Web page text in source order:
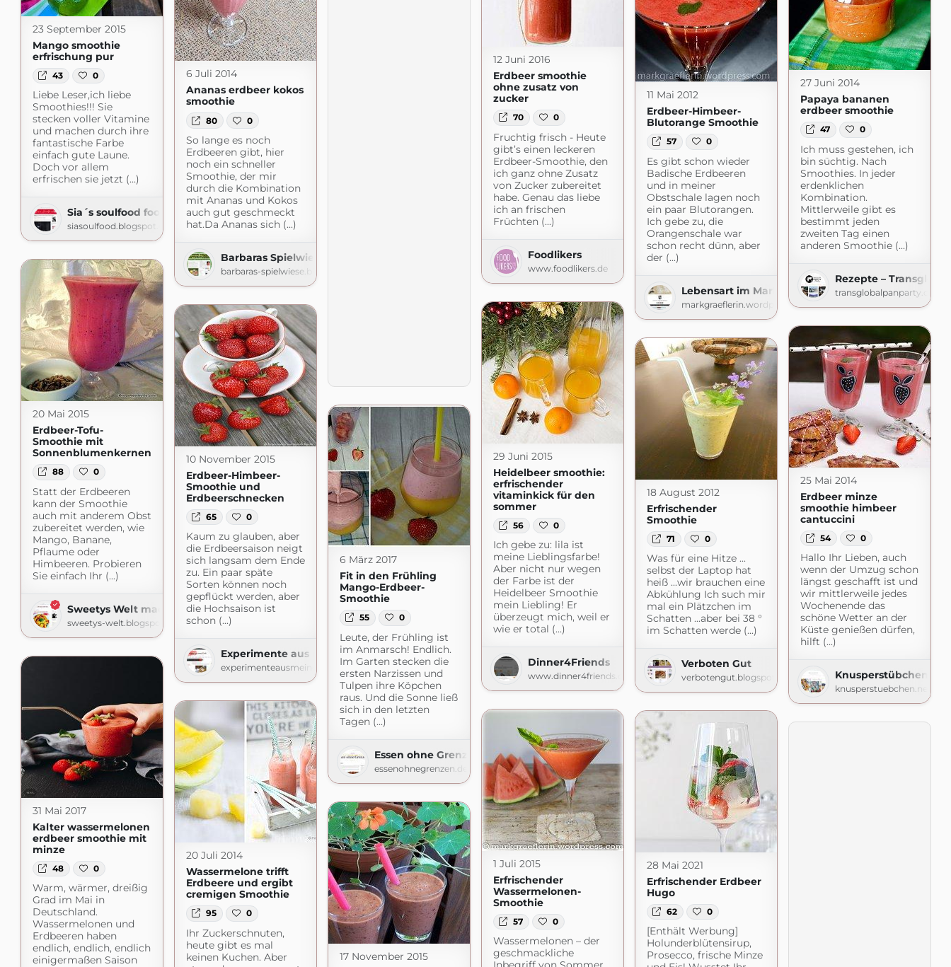
23 September 2015
Mango smoothie
erfrischung pur
43 0
Liebe Leser,ich liebe
Smoothies!!! Sie
stecken voller Vitamine
und machen durch ihre
fantastische Farbe
einfach gute Laune.
Doch vor allem
erfrischen sie jetzt (...)
Sia´s soulfood foodblog
siasoulfood.blogspot.com
12 Juni 2016
Erdbeer smoothie
ohne zusatz von
zucker
70 0
Fruchtig frisch - Heute
gibt’s einen leckeren
Erdbeer-Smoothie, den
ich ganz ohne Zusatz
von Zucker zubereitet
habe. Genau das liebe
ich an frischen
Früchten (...)
Foodlikers
www.foodlikers.de
6 Juli 2014
Ananas erdbeer kokos
smoothie
80 0
So lange es noch
Erdbeeren gibt, hier
noch ein schneller
Smoothie, der mir
durch die Kombination
mit Ananas und Kokos
auch gut geschmeckt
hat.Da Ananas sich (...)
Barbaras Spielwiese
barbaras-spielwiese.blogspot.com
27 Juni 2014
Papaya bananen
erdbeer smoothie
47 0
Ich muss gestehen, ich
bin süchtig. Nach
Smoothies. In jeder
erdenklichen
Kombination.
Mittlerweile gibt es
bestimmt jeden
zweiten Tag einen
anderen Smoothie (...)
Rezepte –
transglobalpanparty.com
11 Mai 2012
Erdbeer-Himbeer-
Blutorange Smoothie
57 0
Es gibt schon wieder
Badische Erdbeeren
und in meiner
Obstschale lagen noch
ein paar Blutorangen.
Ich gebe zu, die
Orangenschale war
schon recht dünn, aber
der (...)
Lebensart im Markgräflerland
markgraeflerin.wordpress.com
20 Mai 2015
Erdbeer-Tofu-
Smoothie mit
Sonnenblumenkernen
88 0
Statt der Erdbeeren
kann der Smoothie
auch mit anderem Obst
zubereitet werden, wie
Mango, Banane,
Pflaume oder
Himbeeren. Probieren
Sie einfach Ihr (...)
Sweetys Welt made with love
sweetys-welt.blogspot.com
29 Juni 2015
Heidelbeer smoothie:
erfrischender
vitaminkick für den
sommer
56 0
Ich gebe zu: lila ist
meine Lieblingsfarbe!
Aber nicht nur wegen
der Farbe ist der
Heidelbeer Smoothie
mein Liebling! Er
überzeugt mich, weil er
wie er total (...)
Dinner4Friends
www.dinner4friends.de
10 November 2015
Erdbeer-Himbeer-
Smoothie und
Erdbeerschnecken
65 0
Kaum zu glauben, aber
die Erdbeersaison neigt
sich langsam dem Ende
zu. Ein paar späte
Sorten können noch
gepflückt werden, aber
die Hochsaison ist
schon (...)
Experimente aus meiner Küche
experimenteausmeinerkueche.blogspot.com
25 Mai 2014
Erdbeer minze
smoothie himbeer
cantuccini
54 0
Hallo Ihr Lieben, auch
wenn der Umzug schon
längst geschafft ist und
wir mittlerweile jedes
Wochenende das
schöne Wetter an der
Küste genießen dürfen,
hilft (...)
Knusperstübchen
knusperstuebchen.net
18 August 2012
Erfrischender
Smoothie
71 0
Was für eine Hitze ...
selbst der Laptop hat
heiß ...wir brauchen eine
Abkühlung Ich such mir
mal ein Plätzchen im
Schatten ...aber bei 38 °
im Schatten werde (...)
Verboten Gut
verbotengut.blogspot.com
6 März 2017
Fit in den Frühling
Mango-Erdbeer-
Smoothie
55 0
Leute, der Frühling ist
im Anmarsch! Endlich.
Im Garten stecken die
ersten Narzissen und
Tulpen ihre Köpchen
raus. Und die Sonne ließ
sich in den letzten
Tagen (...)
Essen ohne Grenzen
essenohnegrenzen.de
31 Mai 2017
Kalter wassermelonen
erdbeer smoothie mit
minze
48 0
Warm, wärmer, dreißig
Grad im Mai in
Deutschland.
Wassermelonen und
Erdbeeren haben
endlich, endlich, endlich
einigermaßen Saison
20 Juli 2014
Wassermelone trifft
Erdbeere und ergibt
cremigen Smoothie
95 0
Ihr Zuckerschnuten,
heute gibt es mal
keinen Kuchen. Aber
1 Juli 2015
Erfrischender
Wassermelonen-
Smoothie
57 0
Wassermelonen – der
geschmackliche
28 Mai 2021
Erfrischender Erdbeer
Hugo
62 0
[Enthält Werbung]
Holunderblütensirup,
Prosecco, frische Minze
17 November 2015